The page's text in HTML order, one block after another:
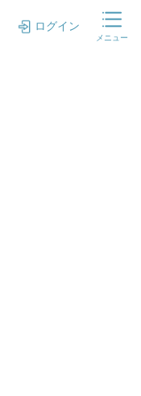
ログイン
メニュー